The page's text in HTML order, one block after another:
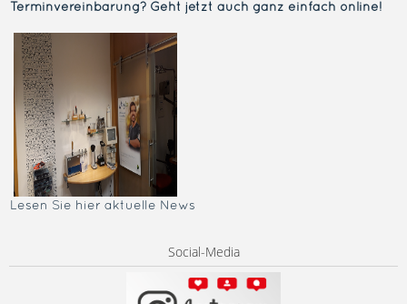
Terminvereinbarung? Geht jetzt auch ganz einfach online!
Lesen Sie hier aktuelle News
Social-Media